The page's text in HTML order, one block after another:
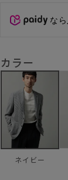
なら
カラー
ネイビー